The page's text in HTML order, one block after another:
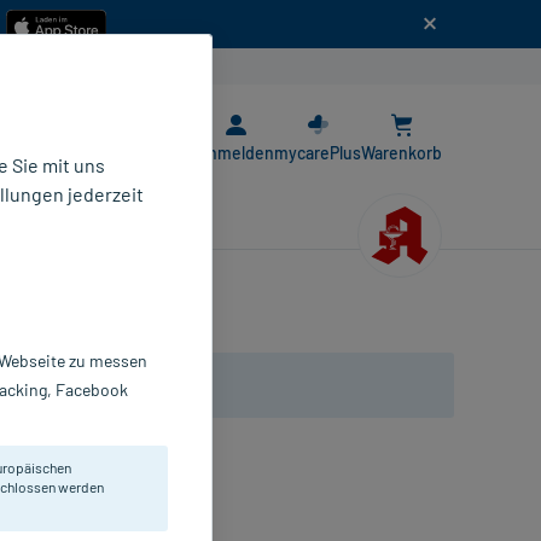
AnmeldenmycarePlusWarenkorb
und schuppige Haut.
Sie mit uns
jederzeit
zu messen
Facebook
werden